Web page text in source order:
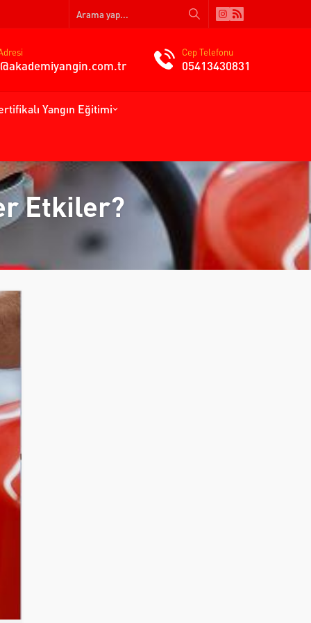
Cep Telefonu
05413430831
Yangın Eğitimi
Etkiler?